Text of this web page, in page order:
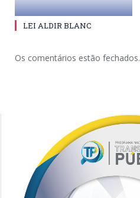
LEI ALDIR BLANC
Os comentários estão fechados.